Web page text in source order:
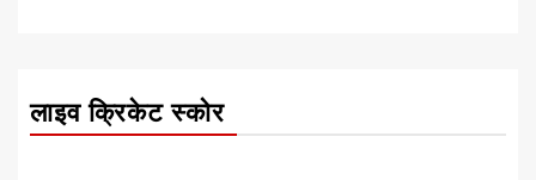
लाइव क्रिकेट स्कोर